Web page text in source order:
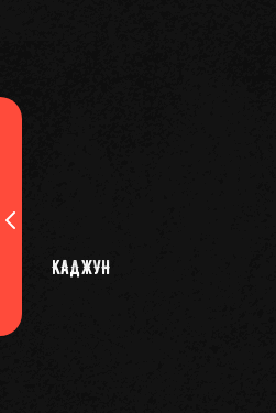
КАДЖУН